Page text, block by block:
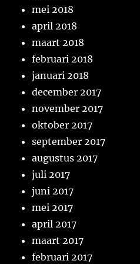
mei 2018
april 2018
maart 2018
februari 2018
januari 2018
december 2017
november 2017
oktober 2017
september 2017
augustus 2017
juli 2017
juni 2017
mei 2017
april 2017
maart 2017
februari 2017